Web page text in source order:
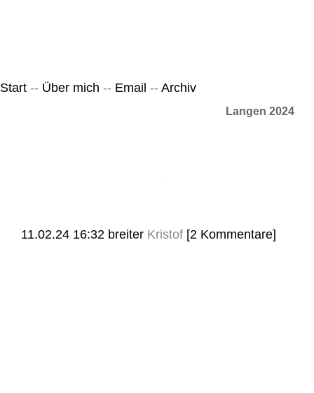
Start -- Über mich -- Email -- Archiv
Langen 2024
11.02.24 16:32 breiter Kristof [2 Kommentare]